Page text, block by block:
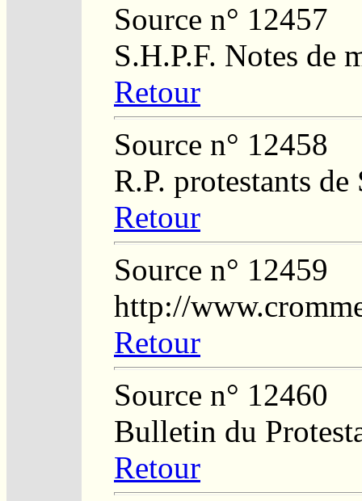
Source n° 12457
S.H.P.F. Notes de
Retour
Source n° 12458
R.P. protestants
Retour
Source n° 12459
http://
Retour
Source n° 12460
Bulletin du
Retour